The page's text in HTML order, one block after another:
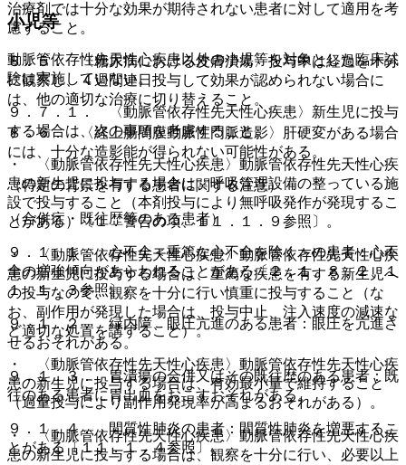
小児等
動脈管依存性先天性心疾患以外の小児等を対象とした臨床試
験は実施していない。
９．７．１． 〈動脈管依存性先天性心疾患〉新生児に投与
する場合は、次の事項を考慮すること。
・ 〈動脈管依存性先天性心疾患〉動脈管依存性先天性心疾
患の新生児に投与する場合は、呼吸管理設備の整っている施
設で投与すること（本剤投与により無呼吸発作が発現するこ
とがある）〔１．警告の項、１１．１．９参照〕。
・ 〈動脈管依存性先天性心疾患〉動脈管依存性先天性心疾
患の新生児に投与する場合は、重篤な疾患を有する新生児へ
の投与なので、観察を十分に行い慎重に投与すること（な
お、副作用が発現した場合は、投与中止、注入速度の減速な
ど適切な処置を講ずること）。
・ 〈動脈管依存性先天性心疾患〉動脈管依存性先天性心疾
患の新生児に投与する場合は、有効最小量で維持すること
（過量投与により副作用発現率が高まるおそれがある）。
・ 〈動脈管依存性先天性心疾患〉動脈管依存性先天性心疾
患の新生児に投与する場合は、観察を十分に行い、必要以上
治療剤では十分な効果が期待されない患者に対して適用を考
慮すること。
８．５． 〈糖尿病における皮膚潰瘍〉投与中は経過を十分
に観察し、４週間連日投与して効果が認められない場合に
は、他の適切な治療に切り替えること。
８．６． 〈経上腸間膜動脈性門脈造影〉肝硬変がある場合
には、十分な造影能が得られない可能性がある。
（特定の背景を有する患者に関する注意）
（合併症・既往歴等のある患者）
９．１．１． 心不全＜重篤な心不全を除く＞の患者：心不
全の増強傾向があらわれることがある〔２．１、８．２、１
１．１．３参照〕。
９．１．２． 緑内障、眼圧亢進のある患者：眼圧を亢進さ
せるおそれがある。
９．１．３． 胃潰瘍の合併又はその既往歴のある患者：既
往のある患者に胃出血をおこすおそれがある。
９．１．４． 間質性肺炎の患者：間質性肺炎を増悪するこ
とがある〔１１．１．４参照〕。